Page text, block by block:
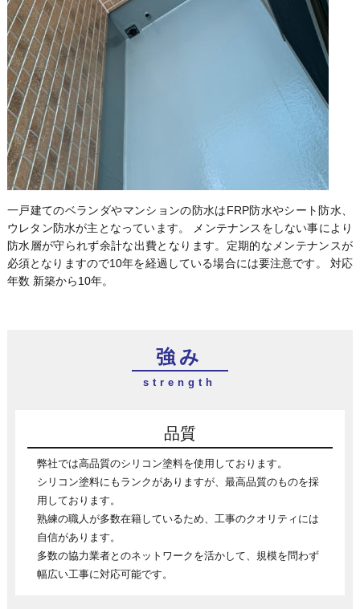
一戸建てのベランダやマンションの防水はFRP防水やシート防水、
ウレタン防水が主となっています。
メンテナンスをしない事により
防水層が守られず余計な出費となります。 定期的なメンテナンスが
必須となりますので10年を経過している場合には要注意です。
対応
年数 新築から10年。
強み
品質
弊社では高品質のシリコン塗料を使用しております。
シリコン塗料にもランクがありますが、最高品質のものを採
用しております。
熟練の職人が多数在籍しているため、工事のクオリティには
自信があります。
多数の協力業者とのネットワークを活かして、規模を問わず
幅広い工事に対応可能です。